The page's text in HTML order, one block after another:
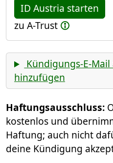
ID Austria starten
zu A-Trust
Kündigungs-E-
hinzufügen
Haftungsausschluss:
kostenlos und
Haftung; auch nicht
deine Kündigung